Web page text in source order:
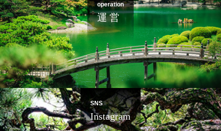
operation
運 営
SNS
Instagram